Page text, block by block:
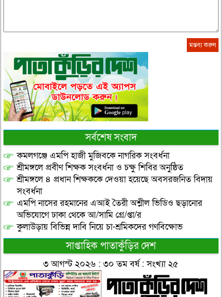
সর্বশেষ সংবাদ
কমলগঞ্জে এমপি হাজী মুজিবকে নাগরিক সংবর্ধনা
শ্রীমঙ্গলে প্রবীণ শিক্ষক সংবর্ধনা ও চক্ষু শিবির অনুষ্ঠিত
শ্রীমঙ্গলে ৪ প্রধান শিক্ষককে দেওয়া হয়েছে অবসরজনিত বিদায়
সংবর্ধনা
এমপি নাসের রহমানের এআই তৈরী অশ্লীল ভিডিও ছড়ানোর
অভিযোগে ঢাকা থেকে আ/সামি গ্রে/প্তা/র
কুলাউড়ায় বিভিন্ন দাবি নিয়ে চা-শ্রমিকদের গণবিক্ষোভ
সাপ্তাহিক পাতাকুঁড়ির দেশ
৩ আগস্ট ২০২৬ : ৩০ তম বর্ষ : সংখ্যা ২৫